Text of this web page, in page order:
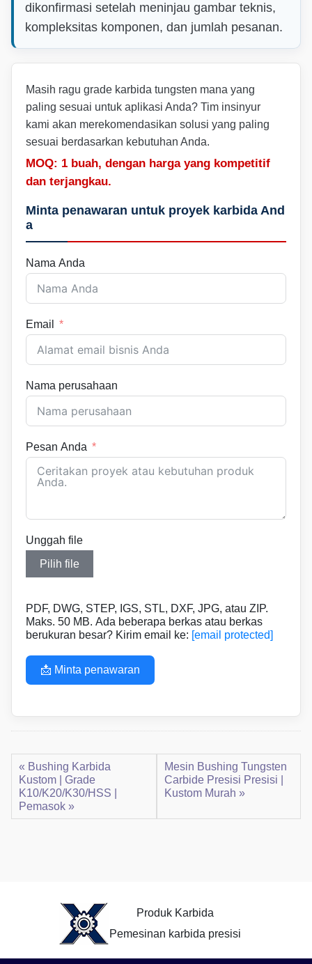
dikonfirmasi setelah meninjau gambar teknis,
kompleksitas komponen, dan jumlah pesanan.
Masih ragu grade karbida tungsten mana yang
paling sesuai untuk aplikasi Anda? Tim insinyur
kami akan merekomendasikan solusi yang paling
sesuai berdasarkan kebutuhan Anda.
MOQ: 1 buah, dengan harga yang kompetitif
dan terjangkau.
Minta penawaran untuk proyek karbida And
a
Nama Anda
Email
Nama perusahaan
Pesan Anda
Unggah file
Pilih file
PDF, DWG, STEP, IGS, STL, DXF, JPG, atau ZIP.
Maks. 50 MB. Ada beberapa berkas atau berkas
berukuran besar? Kirim email ke: [email protected]
📩 Minta penawaran
« Bushing Karbida
Kustom | Grade
K10/K20/K30/HSS |
Pemasok »
Mesin Bushing Tungsten
Carbide Presisi Presisi |
Kustom Murah »
Produk Karbida
Pemesinan karbida presisi